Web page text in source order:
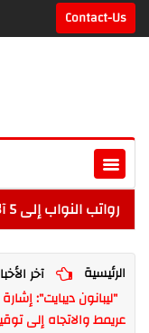
Contact-Us
رواتب النواب إلى 5 آلاف دولار شهرياً... فكيف أقرّت الزيادة؟
الرئيسية
آخر
"ليبانون ديبايت":
عريمط والاتجاه إلى